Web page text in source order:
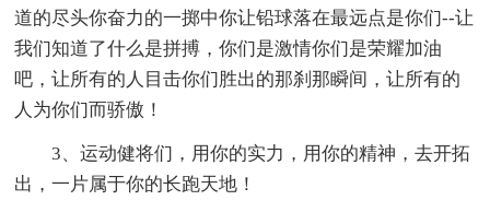
道的尽头你奋力的一掷中你让铅球落在最远点是你们--让
我们知道了什么是拼搏，你们是激情你们是荣耀加油
吧，让所有的人目击你们胜出的那刹那瞬间，让所有的
人为你们而骄傲！
3、运动健将们，用你的实力，用你的精神，去开拓
出，一片属于你的长跑天地！